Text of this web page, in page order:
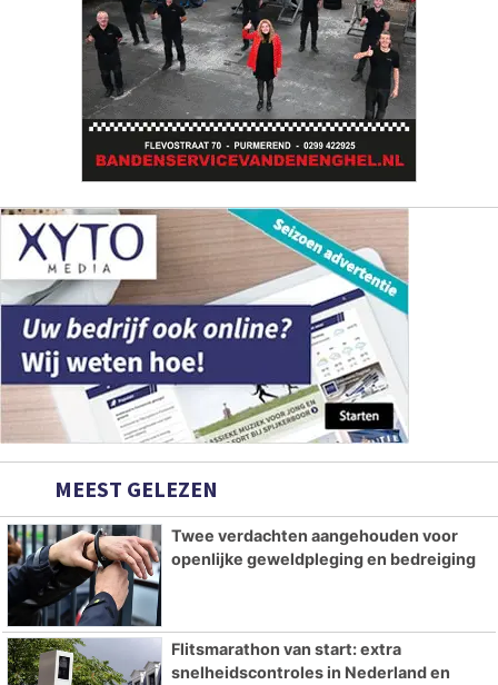
MEEST GELEZEN
Twee verdachten aangehouden voor
openlijke geweldpleging en bedreiging
Flitsmarathon van start: extra
snelheidscontroles in Nederland en